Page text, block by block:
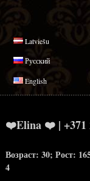
Latviešu
Русский
English
❤️Elina ❤️ | +371
Возраст: 30; Рост:
4